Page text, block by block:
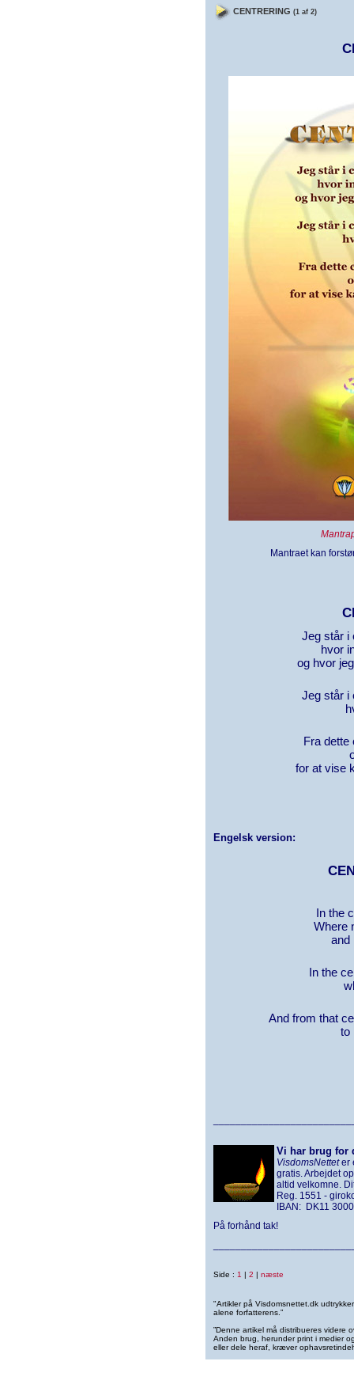
CENTRERING (1 af 2)
Mantraet kan
Jeg står i
hvor
og hvor
Jeg står i
Fra dette
for at vise
Engelsk version:
In the
Where
and
In the
And from that
to
Vi har brug for
VisdomsNetteter
gratis. Arbejdet
altid velkomne.
Reg. 1551 -
IBAN: DK11
På forhånd tak!
Side : 1 | 2 | næste
"Artikler på Visdomsnettet.dk
alene forfatterens.”
”Denne artikel må distribueres videre
Anden brug, herunder print i medier
eller dele heraf, kræver